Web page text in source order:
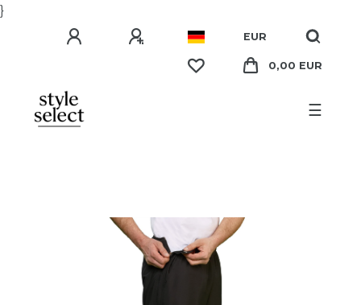
}
EUR
0,00 EUR
☰